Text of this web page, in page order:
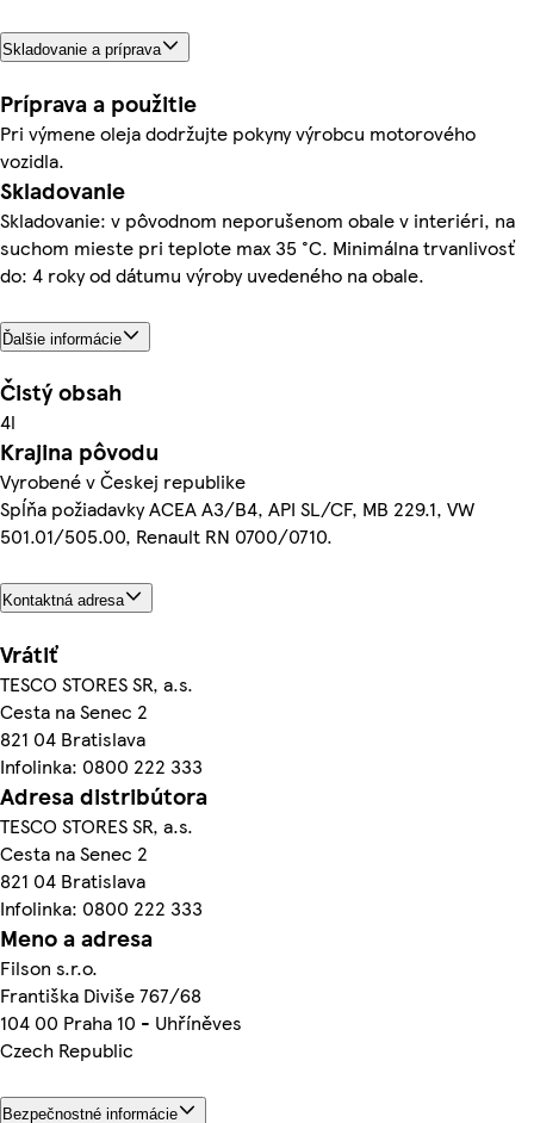
Skladovanie a príprava
Príprava a použitie
Pri výmene oleja dodržujte pokyny výrobcu motorového
vozidla.
Skladovanie
Skladovanie: v pôvodnom neporušenom obale v interiéri, na
suchom mieste pri teplote max 35 °C. Minimálna trvanlivosť
do: 4 roky od dátumu výroby uvedeného na obale.
Ďalšie informácie
Čistý obsah
4l
Krajina pôvodu
Vyrobené v Českej republike
Spĺňa požiadavky ACEA A3/B4, API SL/CF, MB 229.1, VW
501.01/505.00, Renault RN 0700/0710.
Kontaktná adresa
Vrátiť
TESCO STORES SR, a.s.
Cesta na Senec 2
821 04 Bratislava
Infolinka: 0800 222 333
Adresa distribútora
TESCO STORES SR, a.s.
Cesta na Senec 2
821 04 Bratislava
Infolinka: 0800 222 333
Meno a adresa
Filson s.r.o.
Františka Diviše 767/68
104 00 Praha 10 - Uhříněves
Czech Republic
Bezpečnostné informácie